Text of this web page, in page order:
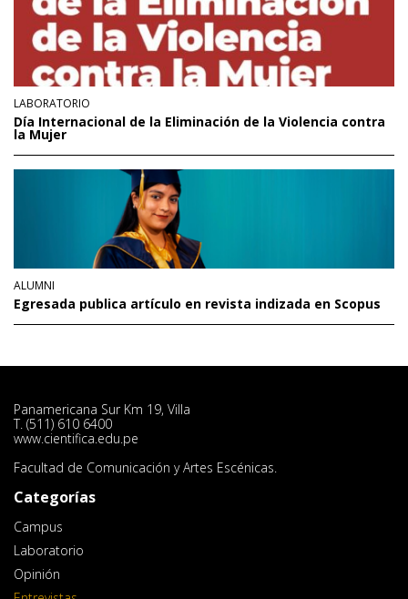
LABORATORIO
Día Internacional de la Eliminación de la Violencia contra
la Mujer
ALUMNI
Egresada publica artículo en revista indizada en Scopus
Panamericana Sur Km 19, Villa
T. (511) 610 6400
www.cientifica.edu.pe
Facultad de Comunicación y Artes Escénicas.
Categorías
Campus
Laboratorio
Opinión